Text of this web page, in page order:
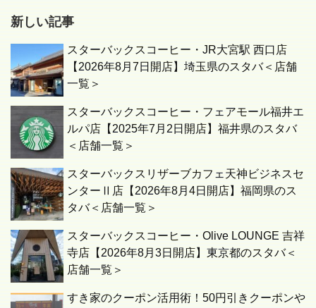
新しい記事
スターバックスコーヒー・JR大宮駅 西口店
【2026年8月7日開店】埼玉県のスタバ＜店舗
一覧＞
スターバックスコーヒー・フェアモール福井エ
ルパ店【2025年7月2日開店】福井県のスタバ
＜店舗一覧＞
スターバックスリザーブカフェ天神ビジネスセ
ンターⅡ店【2026年8月4日開店】福岡県のス
タバ＜店舗一覧＞
スターバックスコーヒー・Olive LOUNGE 吉祥
寺店【2026年8月3日開店】東京都のスタバ＜
店舗一覧＞
すき家のクーポン活用術！50円引きクーポンや